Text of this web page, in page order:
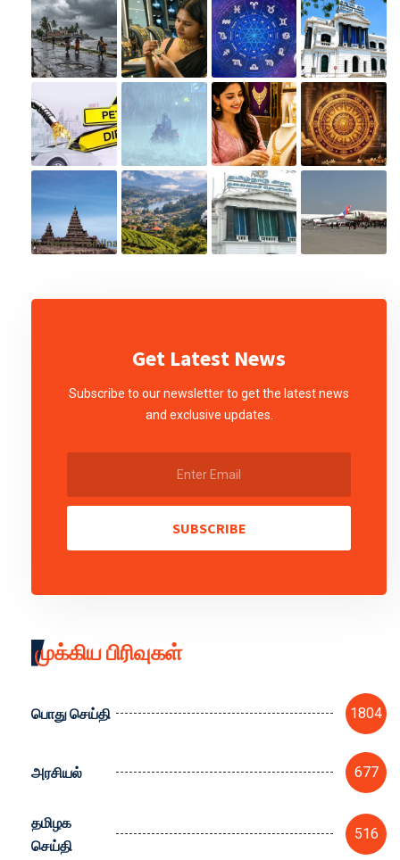
Get Latest News
Subscribe to our newsletter to get the latest news
and exclusive updates.
SUBSCRIBE
முக்கிய பிரிவுகள்
பொது செய்தி 1804
அரசியல் 677
தமிழக
செய்தி
516